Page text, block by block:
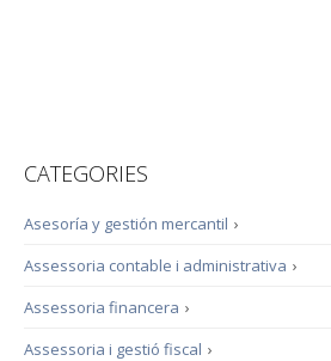
CATEGORIES
›
Asesoría y gestión mercantil
›
Assessoria contable i administrativa
›
Assessoria financera
›
Assessoria i gestió fiscal